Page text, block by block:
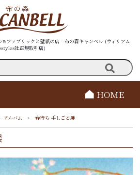
ファブリックと壁紙の店 布の森キャンベル (ウィリアム
社正規取引店)
HOME
アルバム > 春待ち 手しごと展